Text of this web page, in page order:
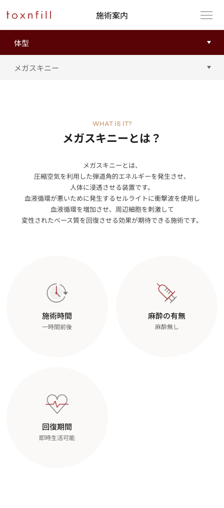
施術案内
メガスキニーとは？
WHAT IS IT?
メガスキニーとは、
圧縮空気を利用した弾道角的エネルギーを発生させ、
人体に浸透させる装置です。
血液循環が悪いために発生するセルライトに衝撃波を使用し
血液循環を増加させ、周辺細胞を刺激して
変性されたベース質を回復させる効果が期待できる施術です。
施術時間
一時間前後
麻酔の有無
麻酔無し
回復期間
即時生活可能